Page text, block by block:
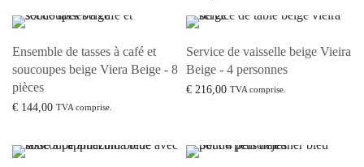
Ensemble de tasses à café et
soucoupes beige Viera Beige - 8
pièces
€ 144,00 TVA comprise.
Service de vaisselle beige Vieira
Beige - 4 personnes
€ 216,00 TVA comprise.